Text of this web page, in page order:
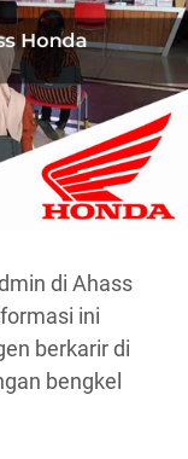
di Ahass
ini
berkarir di
bengkel